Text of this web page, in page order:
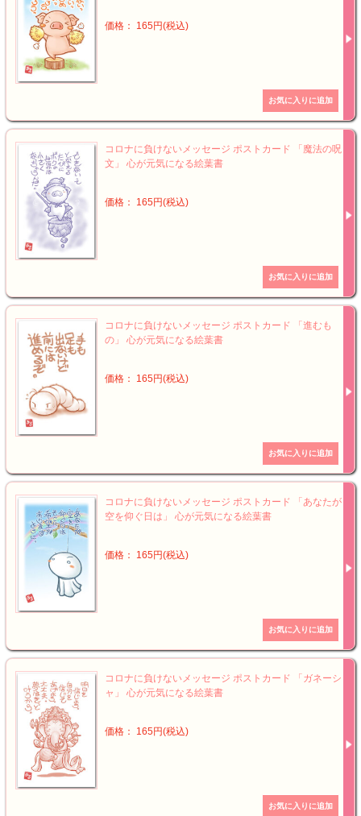
価格： 165円(税込)
コロナに負けないメッセージ ポストカード 「魔法の呪
文」 心が元気になる絵葉書
価格： 165円(税込)
コロナに負けないメッセージ ポストカード 「進むも
の」 心が元気になる絵葉書
価格： 165円(税込)
コロナに負けないメッセージ ポストカード 「あなたが
空を仰ぐ日は」 心が元気になる絵葉書
価格： 165円(税込)
コロナに負けないメッセージ ポストカード 「ガネーシ
ャ」 心が元気になる絵葉書
価格： 165円(税込)